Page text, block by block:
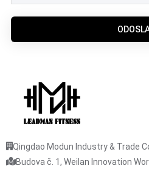
Qingdao Modun Industry & Trade
Budova č. 1, Weilan Innovation